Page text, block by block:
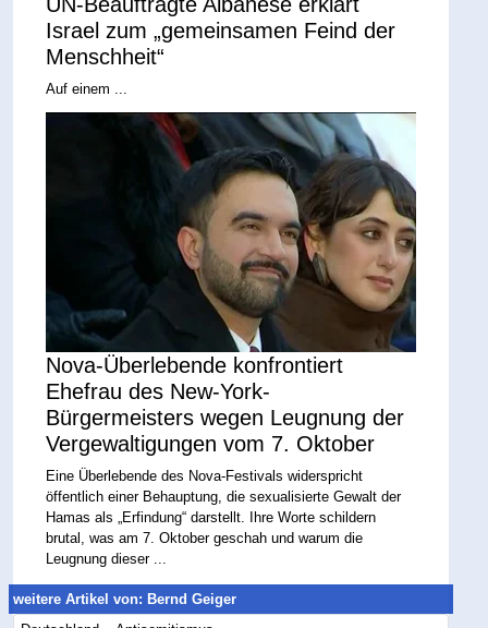
Israel zum „gemeinsamen Feind der
Menschheit“
Auf einem ...
Nova-Überlebende konfrontiert
Ehefrau des New-York-
Bürgermeisters wegen Leugnung der
Vergewaltigungen vom 7. Oktober
Eine Überlebende des Nova-Festivals widerspricht
öffentlich einer Behauptung, die sexualisierte Gewalt der
Hamas als „Erfindung“ darstellt. Ihre Worte schildern
brutal, was am 7. Oktober geschah und warum die
Leugnung dieser ...
weitere Artikel von: Bernd Geiger